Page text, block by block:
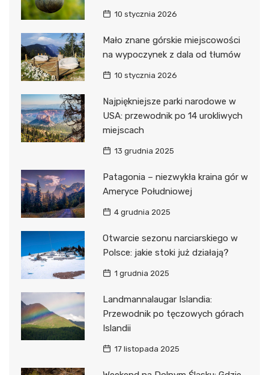
10 stycznia 2026
Mało znane górskie miejscowości
na wypoczynek z dala od tłumów
10 stycznia 2026
Najpiękniejsze parki narodowe w
USA: przewodnik po 14 urokliwych
miejscach
13 grudnia 2025
Patagonia – niezwykła kraina gór w
Ameryce Południowej
4 grudnia 2025
Otwarcie sezonu narciarskiego w
Polsce: jakie stoki już działają?
1 grudnia 2025
Landmannalaugar Islandia:
Przewodnik po tęczowych górach
Islandii
17 listopada 2025